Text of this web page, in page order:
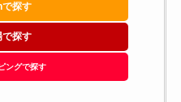
探す
で探す
ングで探す